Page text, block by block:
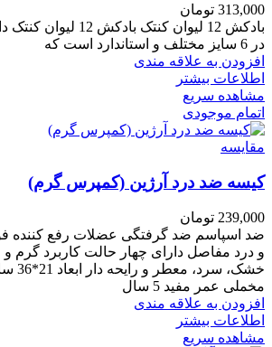
313,000 تومان
در 6 سایز مختلف و استاندارد است که
افزودن به علاقه مندی
اطلاعات بیشتر
مشاهده سریع
اتمام موجودی
مقایسه
کیسه ضد درد آرژین (کمپرس گرم)
239,000 تومان
ضد اسپاسم ضد گرفتگی عضلات رفع کننده
و درد مفاصل دارای چهار حالت کاربرد گرم
مخملی عمر مفید 5 سال
افزودن به علاقه مندی
اطلاعات بیشتر
مشاهده سریع